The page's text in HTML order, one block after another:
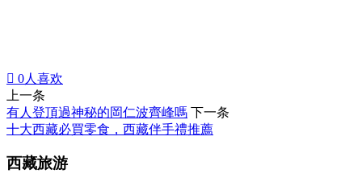
 0人喜欢
上一条
有人登頂過神秘的岡仁波齊峰嗎 下一条
十大西藏必買零食，西藏伴手禮推薦
西藏旅游